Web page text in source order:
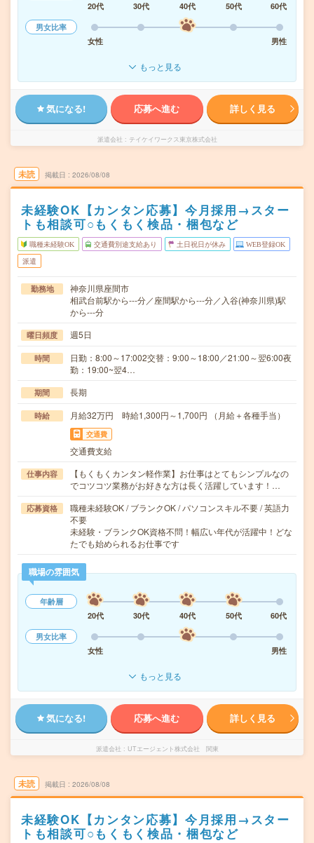
20代
30代 40代 50代
60代
男女比率
女性
男性
もっと見る
気になる! 応募へ進む 詳しく見る
派遣会社 テイケイワークス東京株式会社
未読 掲載日 2026/08/08
未経験OK【カンタン応募】今月採用→スター
トも相談可○もくもく検品・梱包など
職種未経験OK 交通費別途支給あり 土日祝日が休み WEB登録OK
派遣
勤務地
神奈川県座間市
相武台前駅から---分／座間駅から---分／入谷(神奈川県)駅
から---分
曜日頻度 週5日
時間
日勤：8:00～17:002交替：9:00～18:00／21:00～翌6:00夜
勤：19:00~翌4…
期間 長期
時給 月給32万円 時給1,300円～1,700円 （月給＋各種手当）
交通費
交通費支給
仕事内容
【もくもくカンタン軽作業】お仕事はとてもシンプルなの
でコツコツ業務がお好きな方は長く活躍しています！…
応募資格
職種未経験OK / ブランクOK / パソコンスキル不要 / 英語力
不要
未経験・ブランクOK資格不問！幅広い年代が活躍中！どな
たでも始められるお仕事です
職場の雰囲気
年齢層
20代
30代 40代 50代
60代
男女比率
女性
男性
もっと見る
気になる! 応募へ進む 詳しく見る
派遣会社 UTエージェント株式会社 関東
未読 掲載日 2026/08/08
未経験OK【カンタン応募】今月採用→スター
トも相談可○もくもく検品・梱包など